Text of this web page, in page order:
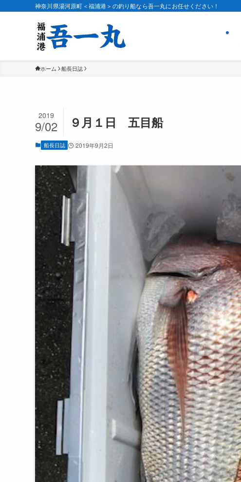
神奈川県湯河原町＜福浦港＞の釣り船なら吾一丸にお任せください！
ホーム 船長日誌
９月１日 五目船
2019
9/02
船長日誌 2019年9月2日